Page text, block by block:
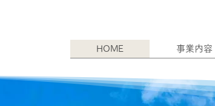
HOME 事業内容